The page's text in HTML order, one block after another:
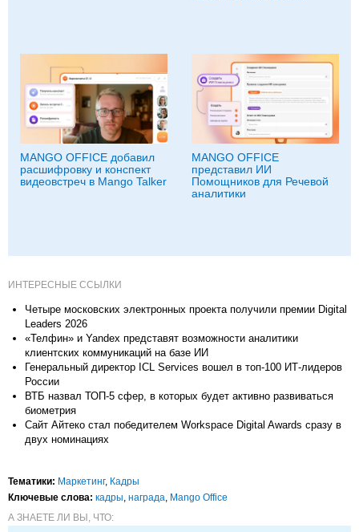
MANGO OFFICE добавил
расшифровку и конспект
видеовстреч в Mango Talker
MANGO OFFICE
представил ИИ
Помощников для Речевой
аналитики
ИНТЕРЕСНЫЕ ССЫЛКИ
Четыре московских электронных проекта получили премии Digital
Leaders 2026
«Телфин» и Yandex представят возможности аналитики
клиентских коммуникаций на базе ИИ
Генеральный директор ICL Services вошел в топ-100 ИТ-лидеров
России
ВТБ назвал ТОП-5 сфер, в которых будет активно развиваться
биометрия
Сайт Айтеко стал победителем Workspace Digital Awards сразу в
двух номинациях
Тематики: Маркетинг, Кадры
Ключевые слова: кадры, награда, Mango Office
А ЗНАЕТЕ ЛИ ВЫ, ЧТО: